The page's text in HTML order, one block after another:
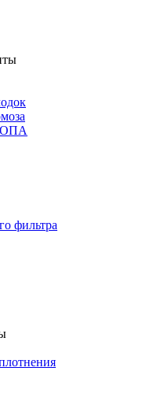
фильтра